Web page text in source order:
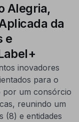
Alegria,
da
e
inovadores
para o
por um consórcio
reunindo um
(8) e entidades